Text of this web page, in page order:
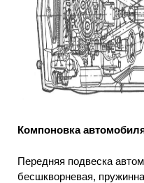
Компоновка
Передняя подвеска
бесшкворневая,